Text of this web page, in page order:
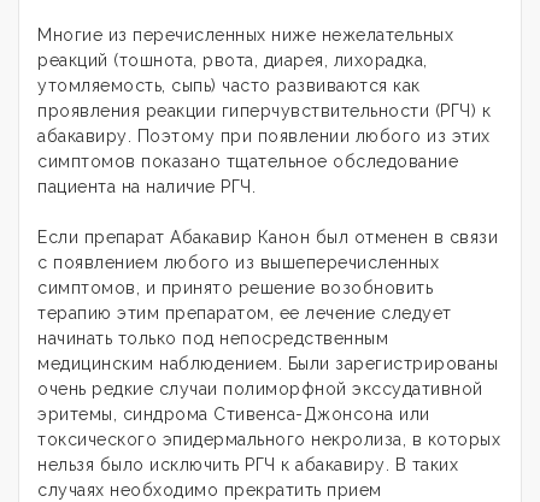
Многие из перечисленных ниже нежелательных
реакций (тошнота, рвота, диарея, лихорадка,
утомляемость, сыпь) часто развиваются как
проявления реакции гиперчувствительности (РГЧ) к
абакавиру. Поэтому при появлении любого из этих
симптомов показано тщательное обследование
пациента на наличие РГЧ.
Если препарат Абакавир Канон был отменен в связи
с появлением любого из вышеперечисленных
симптомов, и принято решение возобновить
терапию этим препаратом, ее лечение следует
начинать только под непосредственным
медицинским наблюдением. Были зарегистрированы
очень редкие случаи полиморфной экссудативной
эритемы, синдрома Стивенса-Джонсона или
токсического эпидермального некролиза, в которых
нельзя было исключить РГЧ к абакавиру. В таких
случаях необходимо прекратить прием